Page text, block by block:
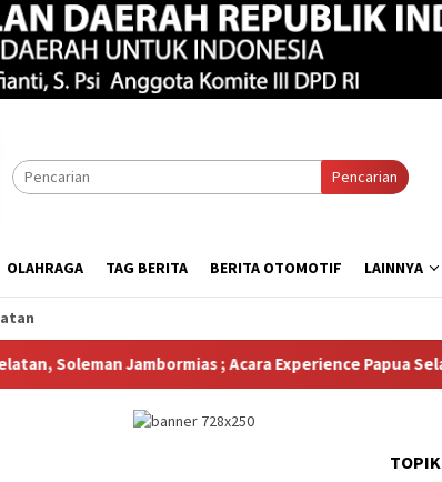
Pencarian
OLAHRAGA TAG BERITA BERITA OTOMOTIF LAINNYA
; Acara Experience Papua Selatan